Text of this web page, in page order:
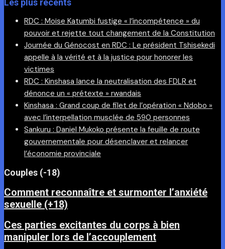
Les plus récents
RDC : Moïse Katumbi fustige « l’incompétence » du
pouvoir et rejette tout changement de la Constitution
Journée du Génocost en RDC : Le président Tshisekedi
appelle à la vérité et à la justice pour honorer les
victimes
RDC : Kinshasa lance la neutralisation des FDLR et
dénonce un « prétexte » rwandais
Kinshasa : Grand coup de filet de l’opération « Ndobo »
avec l’interpellation musclée de 590 personnes
Sankuru : Daniel Mukoko présente la feuille de route
gouvernementale pour désenclaver et relancer
l’économie provinciale
Couples (-18)
Comment reconnaître et surmonter l’anxiété
sexuelle (+18)
Ces parties excitantes du corps à bien
manipuler lors de l’accouplement